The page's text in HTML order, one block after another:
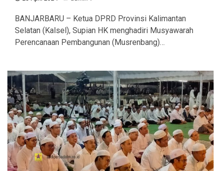
BANJARBARU – Ketua DPRD Provinsi Kalimantan
Selatan (Kalsel), Supian HK menghadiri Musyawarah
Perencanaan Pembangunan (Musrenbang)…